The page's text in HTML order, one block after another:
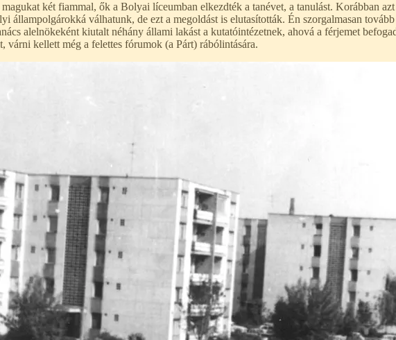
két fiammal, ők a Bolyai líceumban elkezdték a tanévet, a tanulást. Korábban
állampolgárokká válhatunk, de ezt a megoldást is elutasították. Én szorgalmasan
alelnökeként kiutalt néhány állami lakást a kutatóintézetnek, ahová a férjemet
várni kellett még a felettes fórumok (a Párt) rábólintására.